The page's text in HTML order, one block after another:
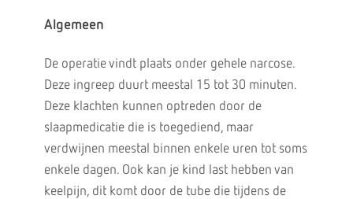
Algemeen
De operatie vindt plaats onder gehele narcose.
Deze ingreep duurt meestal 15 tot 30 minuten.
Deze klachten kunnen optreden door de
slaapmedicatie die is toegediend, maar
verdwijnen meestal binnen enkele uren tot soms
enkele dagen. Ook kan je kind last hebben van
keelpijn, dit komt door de tube die tijdens de